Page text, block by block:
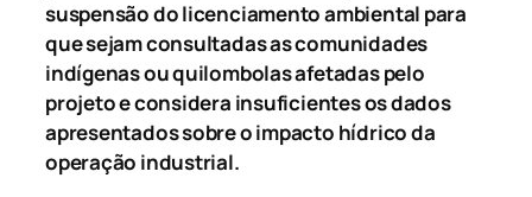
suspensão do licenciamento ambiental para
que sejam consultadas as comunidades
indígenas ou quilombolas afetadas pelo
projeto e considera insuficientes os dados
apresentados sobre o impacto hídrico da
operação industrial.